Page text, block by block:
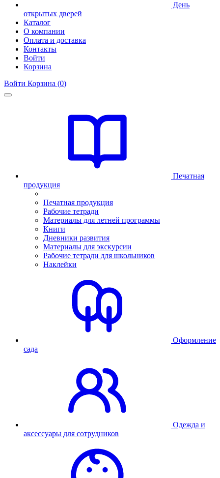
День
открытых дверей
Каталог
О компании
Оплата и доставка
Контакты
Войти
Корзина
Войти Корзина (0)
Печатная
продукция
Печатная продукция
Рабочие тетради
Материалы для летней программы
Книги
Дневники развития
Материалы для экскурсии
Рабочие тетради для школьников
Наклейки
Оформление
сада
Одежда и
аксессуары для сотрудников